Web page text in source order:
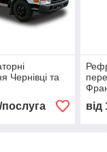
Чернівці та
від